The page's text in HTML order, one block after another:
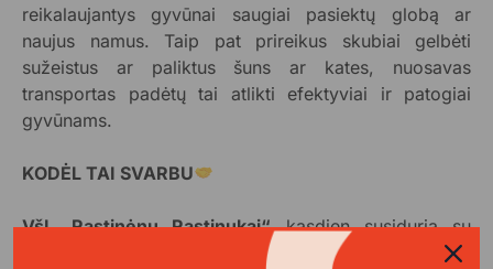
reikalaujantys gyvūnai saugiai pasiektų globą ar
naujus namus. Taip pat prireikus skubiai gelbėti
sužeistus ar paliktus šuns ar kates, nuosavas
transportas padėtų tai atlikti efektyviai ir patogiai
gyvūnams.
KODĖL TAI SVARBU
VšĮ „Rastinėnų Rastinukai“kasdien susiduria su
problema, kad gyvūnų gelbėjimui trūksta tinkamos